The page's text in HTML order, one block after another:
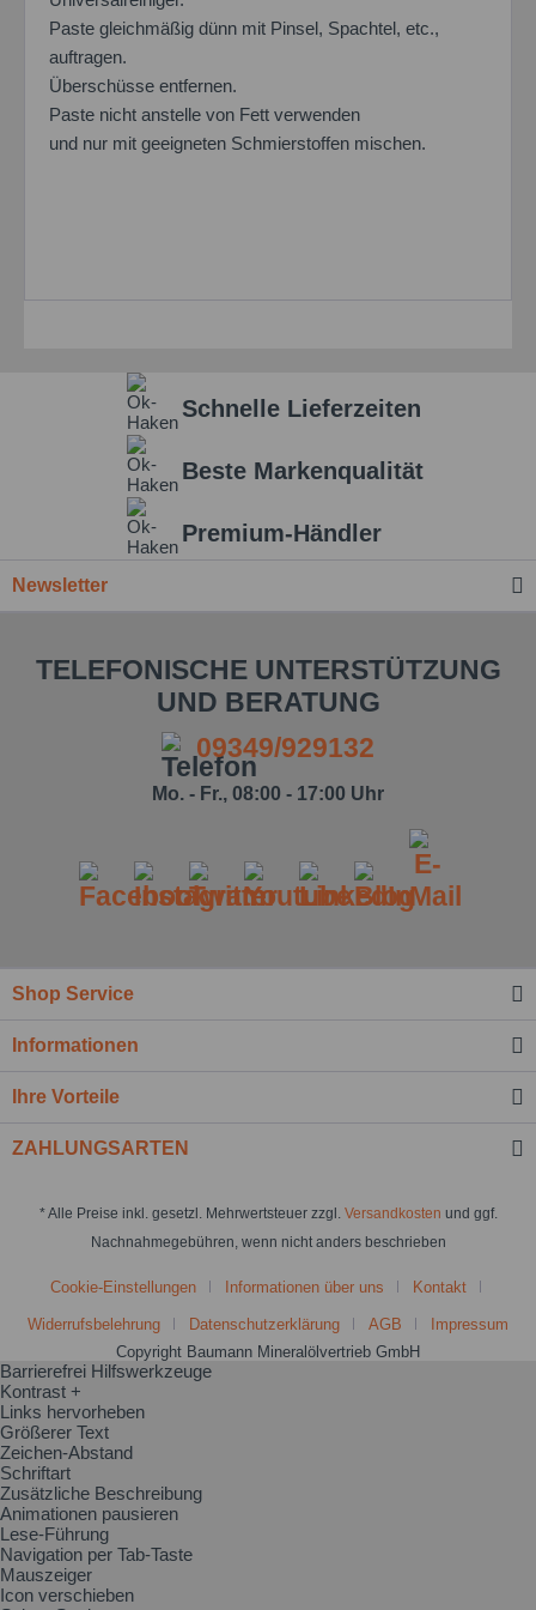
Paste gleichmäßig dünn mit Pinsel, Spachtel, etc.,
auftragen.
Überschüsse entfernen.
Paste nicht anstelle von Fett verwenden
und nur mit geeigneten Schmierstoffen mischen.
Schnelle Lieferzeiten
Beste Markenqualität
Premium-Händler
Newsletter
TELEFONISCHE UNTERSTÜTZUNG
UND BERATUNG
09349/929132
Mo. - Fr., 08:00 - 17:00 Uhr
Shop Service
Informationen
Ihre Vorteile
ZAHLUNGSARTEN
* Alle Preise inkl. gesetzl. Mehrwertsteuer zzgl. Versandkosten und ggf.
Nachnahmegebühren, wenn nicht anders beschrieben
Cookie-Einstellungen Informationen über uns Kontakt
Widerrufsbelehrung Datenschutzerklärung AGB
Impressum
Copyright Baumann Mineralölvertrieb GmbH
Barrierefrei Hilfswerkzeuge
Kontrast +
Links hervorheben
Größerer Text
Zeichen-Abstand
Schriftart
Zusätzliche Beschreibung
Animationen pausieren
Lese-Führung
Navigation per Tab-Taste
Mauszeiger
Icon verschieben